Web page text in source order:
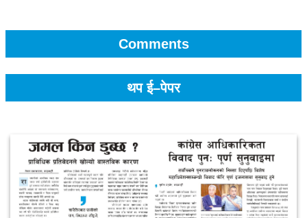
Comments
थप ई–पेपर